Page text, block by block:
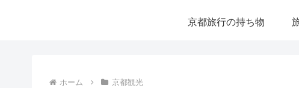
京都旅行の持ち物
ホーム 京都観光